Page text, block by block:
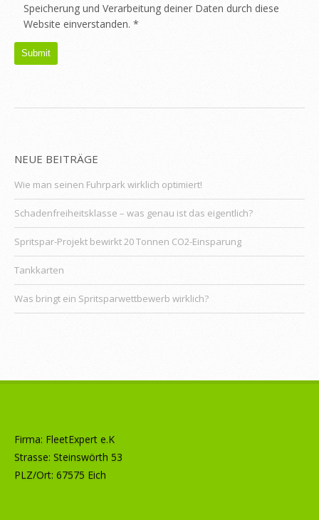
Speicherung und Verarbeitung deiner Daten durch diese
Website einverstanden. *
NEUE BEITRÄGE
Wie man seinen Fuhrpark wirklich optimiert!
Schadenfreiheitsklasse – was genau ist das eigentlich?
Spritspar-Projekt bewirkt 20 Tonnen CO2-Einsparung
Tankkarten
Was bringt ein Spritsparwettbewerb wirklich?
Firma: FleetExpert e.K
Strasse: Steinswörth 53
PLZ/Ort: 67575 Eich